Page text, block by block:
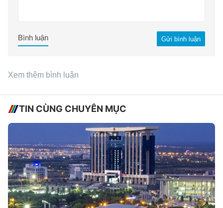
Gửi bình luận
Bình luận
Xem thêm bình luận
TIN CÙNG CHUYÊN MỤC